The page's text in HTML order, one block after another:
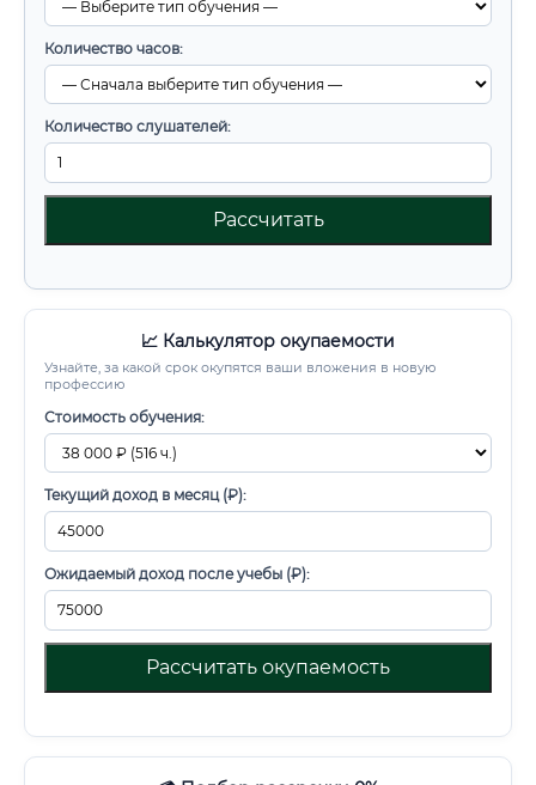
Количество часов:
Количество слушателей:
Рассчитать
📈 Калькулятор окупаемости
Узнайте, за какой срок окупятся ваши вложения в новую
профессию
Стоимость обучения:
Текущий доход в месяц (₽):
Ожидаемый доход после учебы (₽):
Рассчитать окупаемость